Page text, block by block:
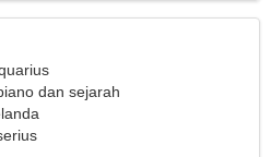
dan sejarah